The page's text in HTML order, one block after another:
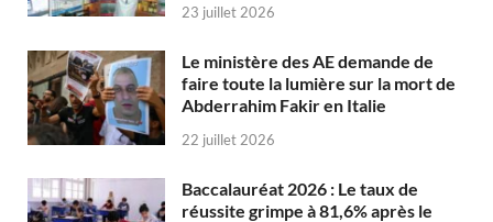
23 juillet 2026
Le ministère des AE demande de
faire toute la lumière sur la mort de
Abderrahim Fakir en Italie
22 juillet 2026
Baccalauréat 2026 : Le taux de
réussite grimpe à 81,6% après le